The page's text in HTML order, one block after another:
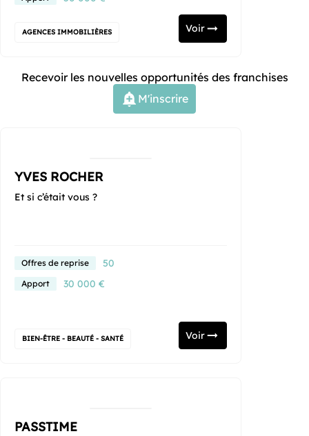
Recevoir les nouvelles opportunités des franchises
M'inscrire
AGENCES IMMOBILIÈRES Voir
YVES ROCHER
Et si c’était vous ?
Offres de reprise 50
Apport 30 000 €
BIEN-ÊTRE - BEAUTÉ - SANTÉ Voir
PASSTIME